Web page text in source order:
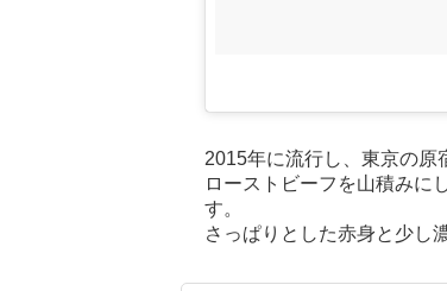
2015年に流行し、東京の原
ローストビーフを山積みに
す。
さっぱりとした赤身と少し